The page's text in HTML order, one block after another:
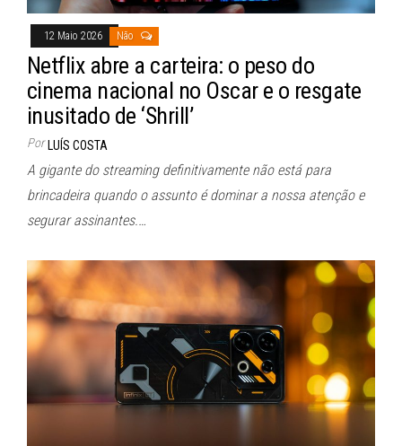
12 Maio 2026 Não
Netflix abre a carteira: o peso do
cinema nacional no Oscar e o resgate
inusitado de ‘Shrill’
Por LUÍS COSTA
A gigante do streaming definitivamente não está para
brincadeira quando o assunto é dominar a nossa atenção e
segurar assinantes.…